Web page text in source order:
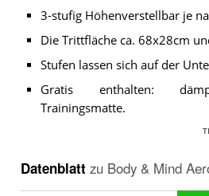
3-stufig Höhenverstellbar je
Die Trittfläche ca. 68x28cm
Stufen lassen sich auf der
Gratis enthalten:
Trainingsmatte.
Datenblatt zu Body & Mind